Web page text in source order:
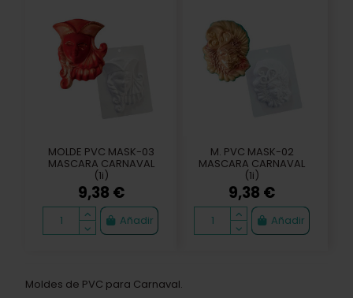
MOLDE PVC MASK-03
MASCARA CARNAVAL
(1i)
9,38 €
Añadir
M. PVC MASK-02
MASCARA CARNAVAL
(1i)
9,38 €
Añadir
Moldes de PVC para Carnaval.